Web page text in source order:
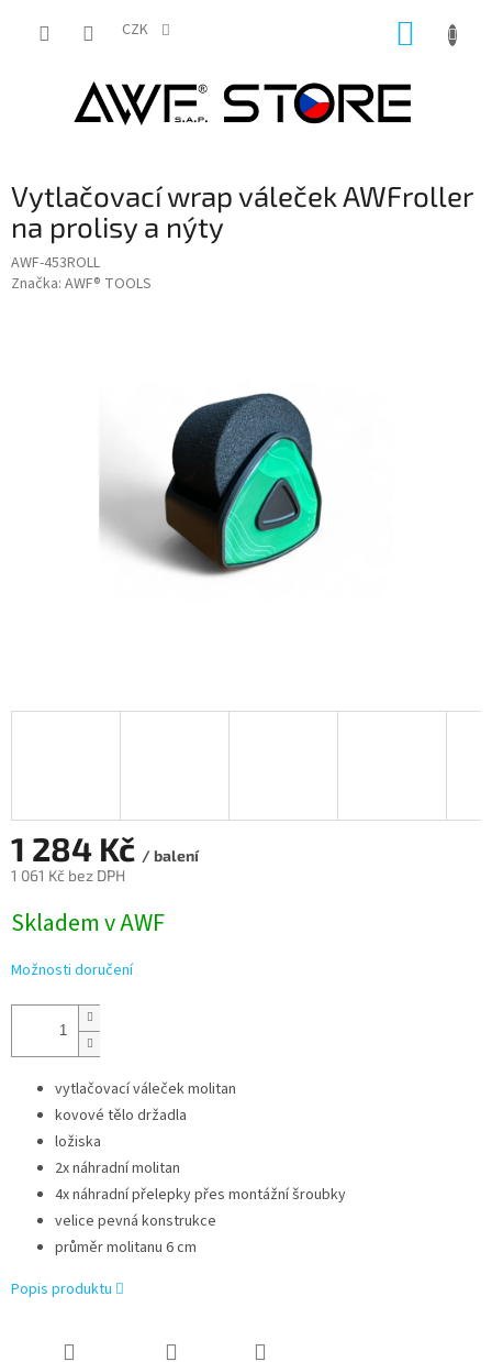
CZK
Vytlačovací wrap váleček AWFroller
na prolisy a nýty
AWF-453ROLL
Značka: AWF® TOOLS
1 284 Kč / balení
1 061 Kč bez DPH
cena:
Skladem v AWF
Možnosti doručení
vytlačovací váleček molitan
kovové tělo držadla
ložiska
2x náhradní molitan
4x náhradní přelepky přes montážní šroubky
velice pevná konstrukce
průměr molitanu 6 cm
Popis produktu